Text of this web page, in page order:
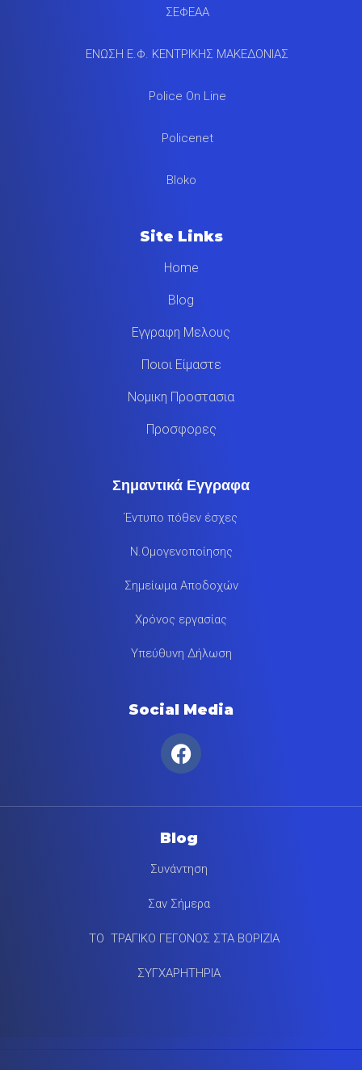
ΣΕΦΕΑΑ
ΕΝΩΣΗ Ε.Φ. ΚΕΝΤΡΙΚΗΣ ΜΑΚΕΔΟΝΙΑΣ
Police On Line
Policenet
Bloko
Site Links
Home
Blog
Εγγραφη Μελους
Ποιοι Είμαστε
Νομικη Προστασια
Προσφορες
Σημαντικά Εγγραφα
Έντυπο πόθεν έσχες
Ν.Ομογενοποίησης
Σημείωμα Αποδοχών
Χρόνος εργασίας
Υπεύθυνη Δήλωση
Social Media
Blog
Συνάντηση
Σαν Σήμερα
ΤΟ ΤΡΑΓΙΚΟ ΓΕΓΟΝΟΣ ΣΤΑ ΒΟΡΙΖΙΑ
ΣΥΓΧΑΡΗΤΗΡΙΑ